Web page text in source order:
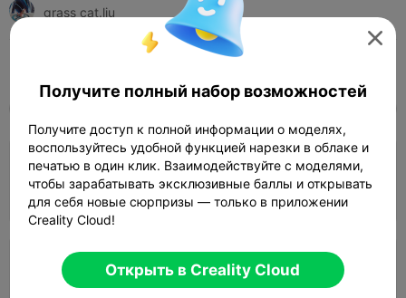
grass cat.liu
Слой 0,2 мм, 2 стенки, 15% заполнения
20m 33s 1 plates 6.31g

Слой 0,2 мм, 2 стенки, 15% заполнения

Получите полный набор возможностей
Получите доступ к полной информации о моделях,
воспользуйтесь удобной функцией нарезки в облаке и
печатью в один клик. Взаимодействуйте с моделями,
чтобы зарабатывать эксклюзивные баллы и открывать
для себя новые сюрпризы — только в приложении
Creality Cloud!
Открыть в Creality Cloud